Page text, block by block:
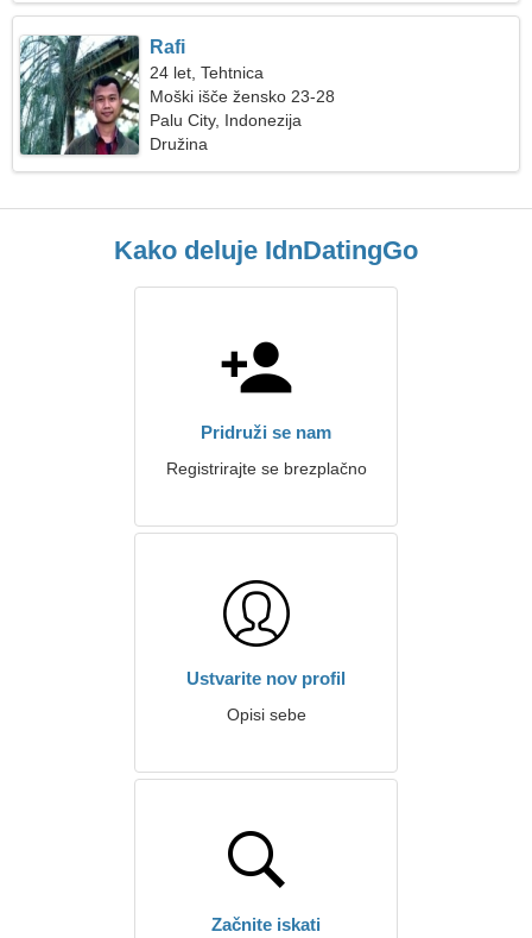
Rafi
24 let, Tehtnica
Moški išče žensko 23-28
Palu City, Indonezija
Družina
Kako deluje IdnDatingGo
Pridruži se nam
Registrirajte se brezplačno
Ustvarite nov profil
Opisi sebe
Začnite iskati